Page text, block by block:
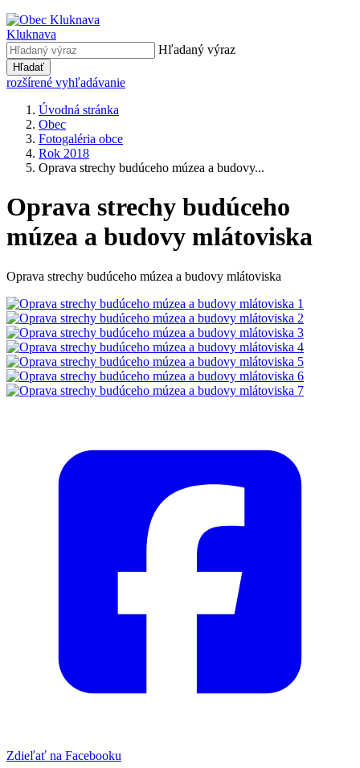
Kluknava
Hľadaný výraz
Hľadať
rozšírené vyhľadávanie
Úvodná stránka
Obec
Fotogaléria obce
Rok 2018
Oprava strechy budúceho múzea a budovy...
Oprava strechy budúceho
múzea a budovy mlátoviska
Oprava strechy budúceho múzea a budovy mlátoviska
Zdieľať na Facebooku